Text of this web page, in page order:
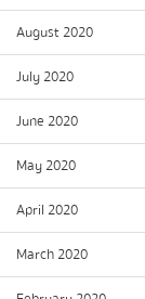
August 2020
July 2020
June 2020
May 2020
April 2020
March 2020